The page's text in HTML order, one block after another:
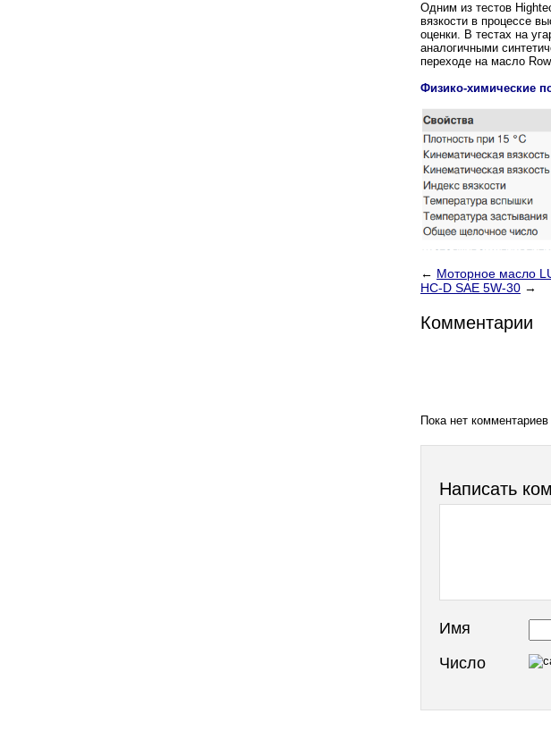
Одним из тестов
вязкости в процессе
оценки. В тестах на
аналогичными
переходе на масло
Физико-химические
← Моторное масло
HC-D SAE 5W-30 →
Комментарии
Пока нет комментариев
Написать
Имя
Число